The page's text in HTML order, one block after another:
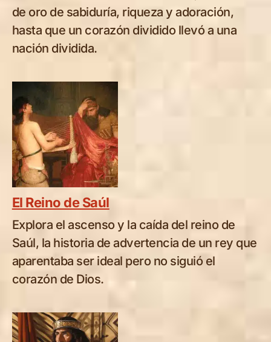
de oro de sabiduría, riqueza y adoración,
hasta que un corazón dividido llevó a una
nación dividida.
El Reino de Saúl
Explora el ascenso y la caída del reino de
Saúl, la historia de advertencia de un rey que
aparentaba ser ideal pero no siguió el
corazón de Dios.